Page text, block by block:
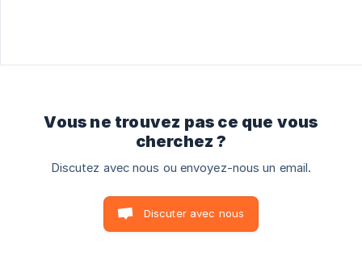
Vous ne trouvez pas ce que vous
cherchez ?
Discutez avec nous ou envoyez-nous un email.
Discuter avec nous